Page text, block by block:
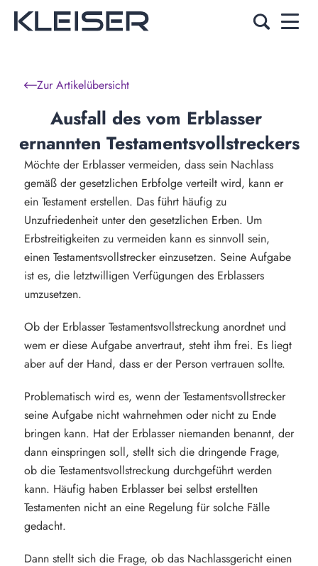
Zur Artikelübersicht
Ausfall des vom Erblasser
ernannten Testamentsvollstreckers
Möchte der Erblasser vermeiden, dass sein Nachlass
gemäß der gesetzlichen Erbfolge verteilt wird, kann er
ein Testament erstellen. Das führt häufig zu
Unzufriedenheit unter den gesetzlichen Erben. Um
Erbstreitigkeiten zu vermeiden kann es sinnvoll sein,
einen Testamentsvollstrecker einzusetzen. Seine Aufgabe
ist es, die letztwilligen Verfügungen des Erblassers
umzusetzen.
Ob der Erblasser Testamentsvollstreckung anordnet und
wem er diese Aufgabe anvertraut, steht ihm frei. Es liegt
aber auf der Hand, dass er der Person vertrauen sollte.
Problematisch wird es, wenn der Testamentsvollstrecker
seine Aufgabe nicht wahrnehmen oder nicht zu Ende
bringen kann. Hat der Erblasser niemanden benannt, der
dann einspringen soll, stellt sich die dringende Frage,
ob die Testamentsvollstreckung durchgeführt werden
kann. Häufig haben Erblasser bei selbst erstellten
Testamenten nicht an eine Regelung für solche Fälle
gedacht.
Dann stellt sich die Frage, ob das Nachlassgericht einen